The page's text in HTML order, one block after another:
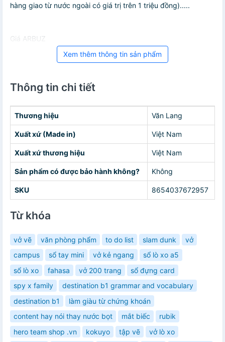
hàng giao từ nước ngoài có giá trị trên 1 triệu đồng).....
Giá ARBUZ
Xem thêm thông tin sản phẩm
Thông tin chi tiết
Thương hiệu Văn Lang
Xuất xứ (Made in) Việt Nam
Xuất xứ thương hiệu Việt Nam
Sản phẩm có được bảo hành không? Không
SKU 8654037672957
Từ khóa
vở vẽ văn phòng phẩm to do list slam dunk
vở
campus
sổ tay mini vở kẻ ngang
sổ lò xo a5
sổ lò xo
fahasa vở 200 trang
sổ đựng card
spy x family
destination b1 grammar and vocabulary
destination b1
làm giàu từ chứng khoán
content hay nói thay nước bọt
mắt biếc
rubik
hero team shop .vn
kokuyo tập vẽ
vở lò xo